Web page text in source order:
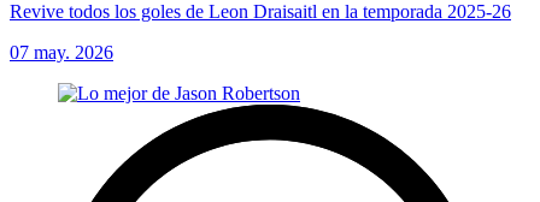
Revive todos los goles de Leon Draisaitl en la temporada 2025-26
07 may. 2026